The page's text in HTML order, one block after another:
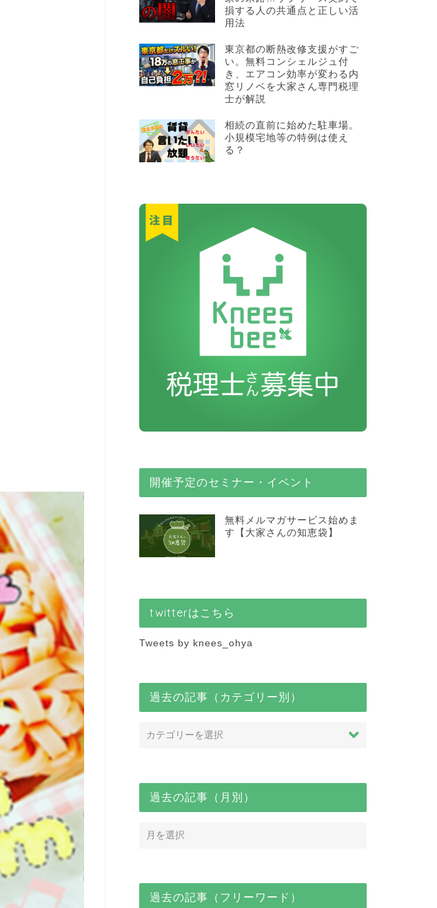
損する人の共通点と正しい活
用法
東京都の断熱改修支援がすご
い。無料コンシェルジュ付
き、エアコン効率が変わる内
窓リノベを大家さん専門税理
士が解説
相続の直前に始めた駐車場。
小規模宅地等の特例は使え
る？
開催予定のセミナー・イベント
無料メルマガサービス始めま
す【大家さんの知恵袋】
twitterはこちら
Tweets by knees_ohya
過去の記事（カテゴリー別）
過去の記事（月別）
過去の記事（フリーワード）